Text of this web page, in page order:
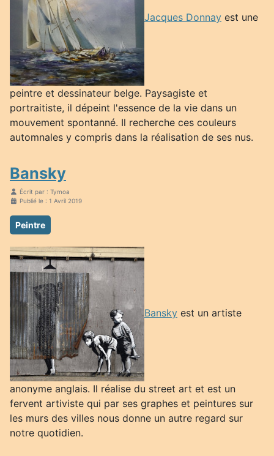
Jacques Donnay est une
peintre et dessinateur belge. Paysagiste et
portraitiste, il dépeint l'essence de la vie dans un
mouvement spontanné. Il recherche ces couleurs
automnales y compris dans la réalisation de ses nus.
Bansky
Écrit par : Tymoa
Publié le : 1 Avril 2019
Peintre
Bansky est un artiste
anonyme anglais. Il réalise du street art et est un
fervent artiviste qui par ses graphes et peintures sur
les murs des villes nous donne un autre regard sur
notre quotidien.